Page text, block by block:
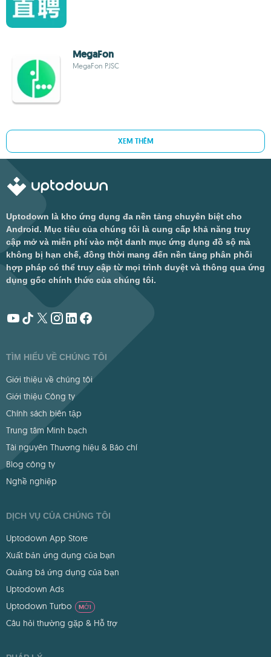
MegaFon
MegaFon PJSC
XEM THÊM
Uptodown là kho ứng dụng đa nền tảng chuyên biệt cho
Android. Mục tiêu của chúng tôi là cung cấp khả năng truy
cập mở và miễn phí vào một danh mục ứng dụng đồ sộ mà
không bị hạn chế, đồng thời mang đến nền tảng phân phối
hợp pháp có thể truy cập từ mọi trình duyệt và thông qua ứng
dụng gốc chính thức của chúng tôi.
TÌM HIỂU VỀ CHÚNG TÔI
Giới thiệu về chúng tôi
Giới thiệu Công ty
Chính sách biên tập
Trung tâm Minh bạch
Tài nguyên Thương hiệu & Báo chí
Blog công ty
Nghề nghiệp
DỊCH VỤ CỦA CHÚNG TÔI
Uptodown App Store
Xuất bản ứng dụng của bạn
Quảng bá ứng dụng của bạn
Uptodown Ads
Uptodown Turbo
MỚI
Câu hỏi thường gặp & Hỗ trợ